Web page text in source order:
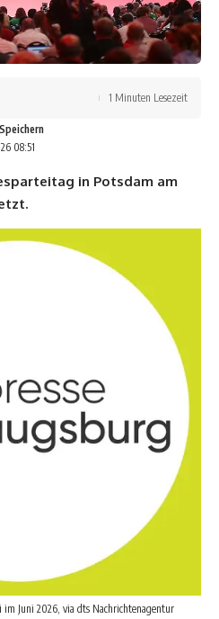
08:51
1 Minuten Lesezeit
in Potsdam am
Juni 2026, via dts Nachrichtenagentur